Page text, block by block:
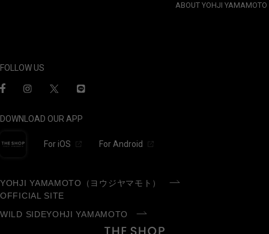
ABOUT YOHJI YAMAMOTO
FOLLOW US
DOWNLOAD OUR APP
For iOS For Android
YOHJI YAMAMOTO（ヨウジヤマモト）
OFFICIAL SITE
WILD SIDEYOHJI YAMAMOTO